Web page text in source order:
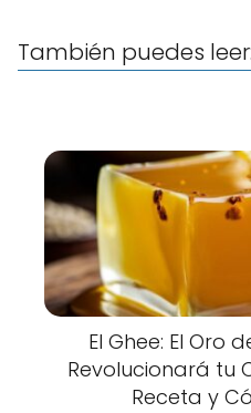
También puedes leer:
El Ghee: El Oro
Revolucionará tu
Receta y